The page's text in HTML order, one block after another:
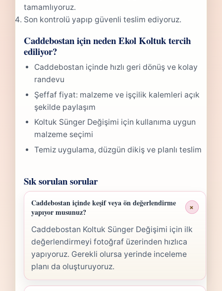
tamamlıyoruz.
Son kontrolü yapıp güvenli teslim ediyoruz.
Caddebostan için neden Ekol Koltuk tercih
ediliyor?
Caddebostan içinde hızlı geri dönüş ve kolay
randevu
Şeffaf fiyat: malzeme ve işçilik kalemleri açık
şekilde paylaşım
Koltuk Sünger Değişimi için kullanıma uygun
malzeme seçimi
Temiz uygulama, düzgün dikiş ve planlı teslim
Sık sorulan sorular
Caddebostan içinde keşif veya ön değerlendirme
yapıyor musunuz?
+
Caddebostan Koltuk Sünger Değişimi için ilk
değerlendirmeyi fotoğraf üzerinden hızlıca
yapıyoruz. Gerekli olursa yerinde inceleme
planı da oluşturuyoruz.